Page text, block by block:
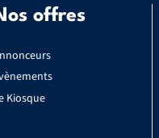
offres
Kiosque